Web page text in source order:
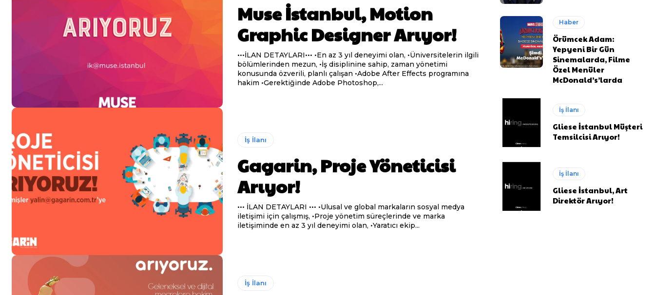
Muse İstanbul, Motion
Graphic Designer Arıyor!
•••İLAN DETAYLARI••• •En az 3 yıl deneyimi olan, •Üniversitelerin ilgili
bölümlerinden mezun, •İş disiplinine sahip, zaman yönetimi
konusunda özverili, planlı çalışan •Adobe After Effects programına
hakim •Gerektiğinde Adobe Photoshop,...
İş İlanı
Gagarin, Proje Yöneticisi
Arıyor!
••• İLAN DETAYLARI ••• •Ulusal ve global markaların sosyal medya
iletişimi için çalışmış, •Proje yönetim süreçlerinde ve marka
iletişiminde en az 3 yıl deneyimi olan, •Yaratıcı ekip...
İş İlanı
Haber
Örümcek Adam:
Yepyeni Bir Gün
Sinemalarda, Filme
Özel Menüler
McDonald’s’larda
İş İlanı
Gliese İstanbul Müşteri
Temsilcisi Arıyor!
İş İlanı
Gliese İstanbul, Art
Direktör Arıyor!